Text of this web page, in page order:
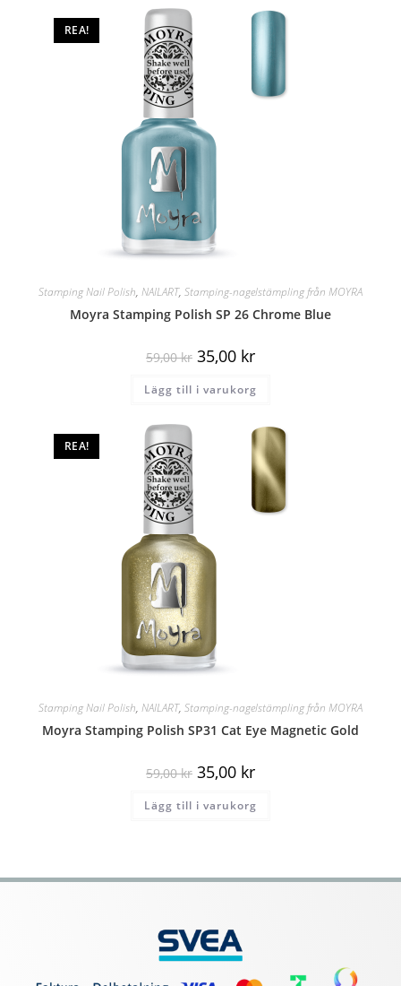
REA!
Stamping Nail Polish, NAILART, Stamping-nagelstämpling från MOYRA
Moyra Stamping Polish SP 26 Chrome Blue
59,00kr 35,00 kr
Lägg till i varukorg
REA!
Stamping Nail Polish, NAILART, Stamping-nagelstämpling från MOYRA
Moyra Stamping Polish SP31 Cat Eye Magnetic Gold
59,00kr 35,00 kr
Lägg till i varukorg